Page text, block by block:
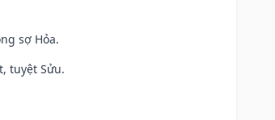
sợ Hỏa.
tuyệt Sửu.